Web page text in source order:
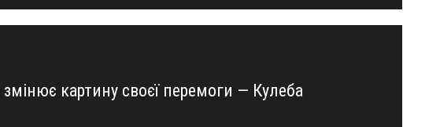
змінює картину своєї перемоги — Кулеба